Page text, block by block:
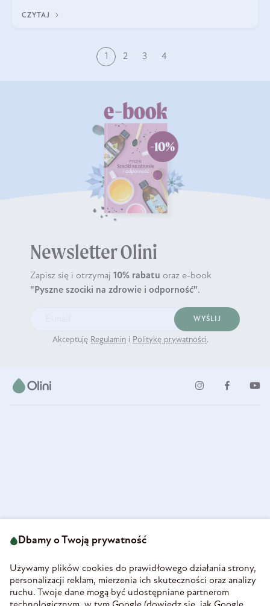
CZYTAJ
1 2 3 4
Newsletter Olini
Zapisz się i otrzymaj 10% rabatu oraz e-book
"Pyszne szociki na zdrowie i odporność".
WYŚLIJ
Akceptuję Regulamin i Politykę prywatności.
58-160 Świebodzice
REGON 890213034
INFORMACJE
Dbamy o Twoją prywatność
Używamy plików cookies do prawidłowego działania strony,
personalizacji reklam, mierzenia ich skuteczności oraz analizy
ruchu. Twoje dane mogą być udostępniane partnerom